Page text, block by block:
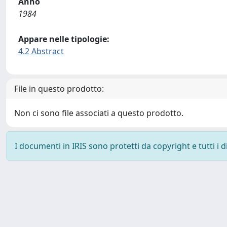
1984
Appare nelle tipologie:
4.2 Abstract
File in questo prodotto:
Non ci sono file associati a questo prodotto.
I documenti in IRIS sono protetti da copyright e tutti i